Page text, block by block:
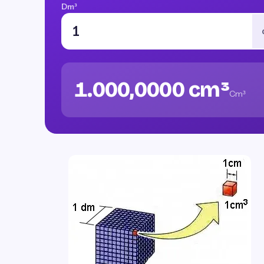
Dm³
1.000,0000 cm³Cm³